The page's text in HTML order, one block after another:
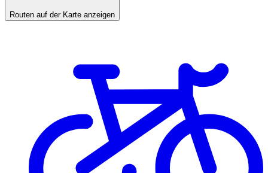
Routen auf der Karte anzeigen